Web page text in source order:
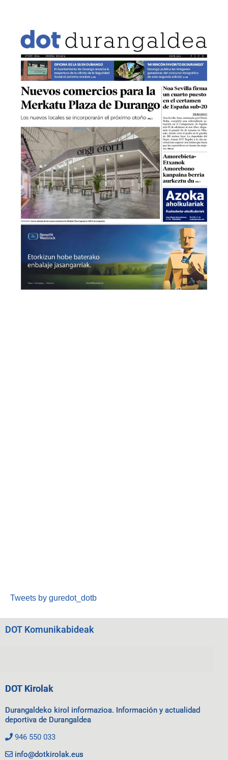
Tweets by guredot_dotb
DOT Komunikabideak
DOT Kirolak
Durangaldeko kirol informazioa. Información y actualidad
deportiva de Durangaldea
946 550 033
info@dotkirolak.eus